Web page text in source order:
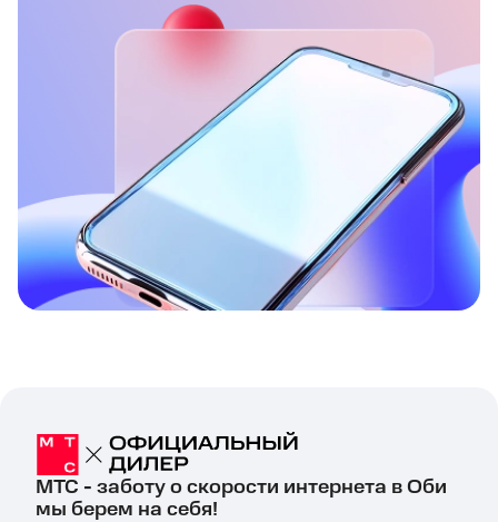
МТС - заботу о скорости интернета в Оби
мы берем на себя!